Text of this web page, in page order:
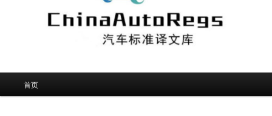
首页